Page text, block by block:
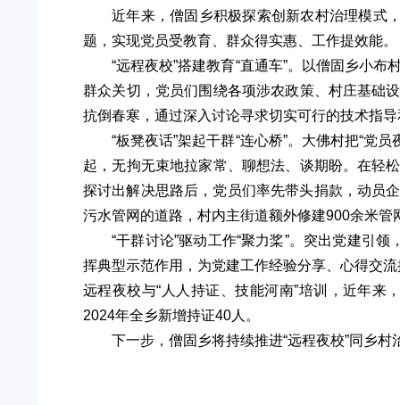
近年来，僧固乡积极探索创新农村治理模式
题，实现党员受教育、群众得实惠、工作提效能。
“远程夜校”搭建教育“直通车”。以僧固乡小
群众关切，党员们围绕各项涉农政策、村庄基础
抗倒春寒，通过深入讨论寻求切实可行的技术指
“板凳夜话”架起干群“连心桥”。大佛村把“党
起，无拘无束地拉家常、聊想法、谈期盼。在轻
探讨出解决思路后，党员们率先带头捐款，动员
污水管网的道路，村内主街道额外修建900余米
“干群讨论”驱动工作“聚力桨”。突出党建引
挥典型示范作用，为党建工作经验分享、心得交
远程夜校与“人人持证、技能河南”培训，近年
2024年全乡新增持证40人。
下一步，僧固乡将持续推进“远程夜校”同乡